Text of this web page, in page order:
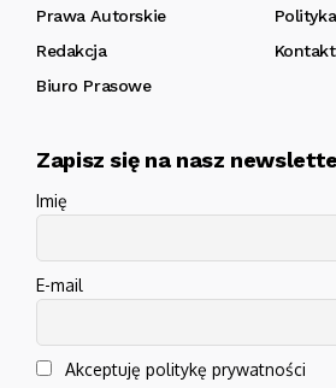
Prawa Autorskie
Redakcja
Kontakt
Biuro Prasowe
Zapisz się na nasz
Imię
E-mail
Akceptuję politykę prywatności